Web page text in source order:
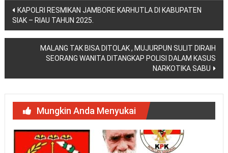
Navigasi
pos
KAPOLRI RESMIKAN JAMBORE KARHUTLA DI KABUPATEN
SIAK – RIAU TAHUN 2025.
MALANG TAK BISA DITOLAK , MUJURPUN SULIT DIRAIH
SEORANG WANITA DITANGKAP POLISI DALAM KASUS
NARKOTIKA SABU
Mungkin Anda Menyukai